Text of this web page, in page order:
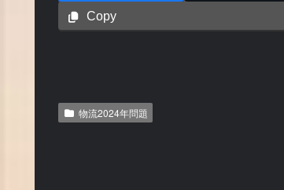
Copy
物流2024年問題